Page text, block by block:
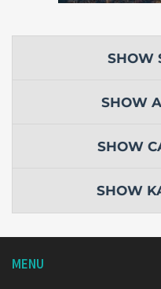
SHOW
SHOW
SHOW
SHOW
MENU